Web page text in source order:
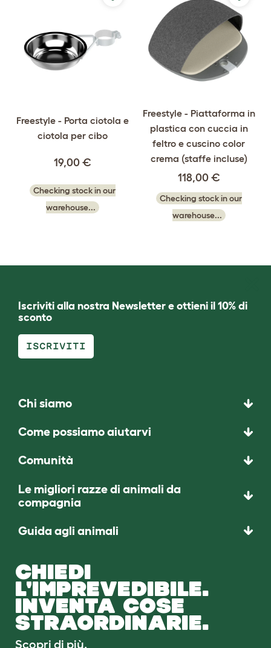
Freestyle - Porta ciotola e
ciotola per cibo
19,00 €
Checking stock in our
warehouse...
Freestyle - Piattaforma in
plastica con cuccia in
feltro e cuscino color
crema (staffe incluse)
118,00 €
Checking stock in our
warehouse...
Iscriviti alla nostra Newsletter e ottieni il 10% di
sconto
ISCRIVITI
Chi siamo
Come possiamo aiutarvi
Comunità
Le migliori razze di animali da
compagnia
Guida agli animali
CHIEDI
L'IMPREVEDIBILE.
INVENTA COSE
STRAORDINARIE.
Scopri di più.